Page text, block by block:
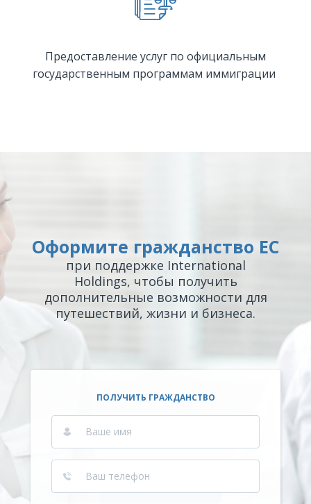
Предоставление услуг по официальным
государственным программам иммиграции
Оформите гражданство ЕС
при поддержке International
Holdings, чтобы получить
дополнительные возможности для
путешествий, жизни и бизнеса.
ПОЛУЧИТЬ ГРАЖДАНСТВО